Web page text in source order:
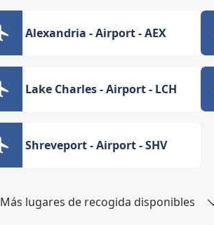
Alexandria - Airport - AEX
Lake Charles - Airport - LCH
Shreveport - Airport - SHV
Más lugares de recogida disponibles